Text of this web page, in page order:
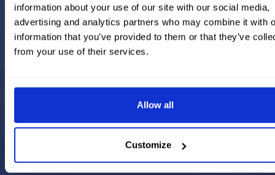
information about your use of our site with our social media,
advertising and analytics partners who may combine it with
information that you’ve provided to them or that they’ve
from your use of their services.
Allow all
Customize